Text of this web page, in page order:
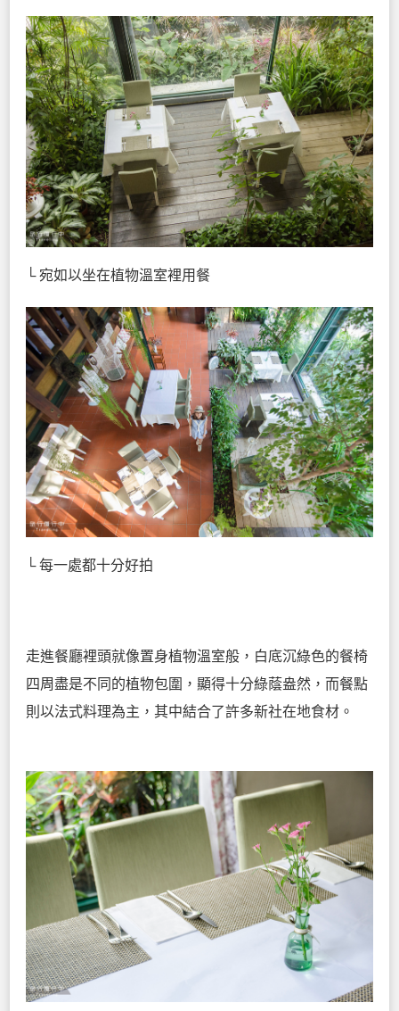
└ 宛如以坐在植物溫室裡用餐
└ 每一處都十分好拍
走進餐廳裡頭就像置身植物溫室般，白底沉綠色的餐椅
四周盡是不同的植物包圍，顯得十分綠蔭盎然，而餐點
則以法式料理為主，其中結合了許多新社在地食材。